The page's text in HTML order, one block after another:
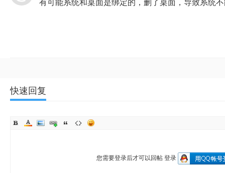
有可能系统和桌面是绑定的，删了桌面，导致系统
快速回复
您需要登录后才可以回帖 登录